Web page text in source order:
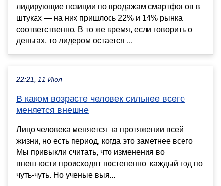
лидирующие позиции по продажам смартфонов в
штуках — на них пришлось 22% и 14% рынка
соответственно. В то же время, если говорить о
деньгах, то лидером остается ...
22:21, 11 Июл
В каком возрасте человек сильнее всего
меняется внешне
Лицо человека меняется на протяжении всей
жизни, но есть период, когда это заметнее всего
Мы привыкли считать, что изменения во
внешности происходят постепенно, каждый год по
чуть-чуть. Но ученые выя...